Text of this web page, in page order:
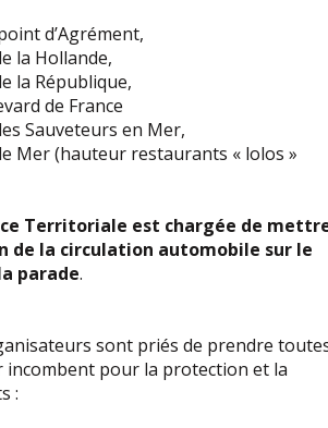
d’Agrément,
France
en Mer,
(hauteur restaurants « lolos »
Territoriale est chargée de
de la circulation automobile sur le
parade.
sont priés de prendre
incombent pour la protection et la
: